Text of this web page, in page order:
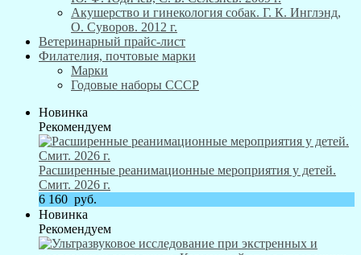
Акушерство и гинекология собак. Г. К. Инглэнд,
О. Суворов. 2012 г.
Ветеринарный прайс-лист
Филателия, почтовые марки
Марки
Годовые наборы СССР
Новинка
Рекомендуем
Расширенные реанимационные мероприятия у детей.
Смит. 2026 г.
6 160 руб.
Новинка
Рекомендуем